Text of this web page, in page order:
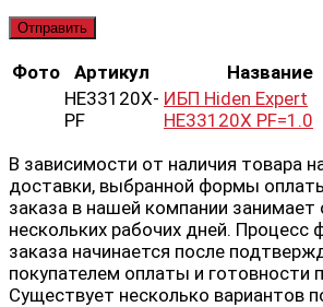
Фото Артикул Название
HE33120X-
PF
ИБП Hiden Expert
HE33120X PF=1.0
В зависимости от наличия товара
доставки, выбранной формы
заказа в нашей компании занимает
нескольких рабочих дней. Процесс
заказа начинается после
покупателем оплаты и готовности
Существует несколько вариантов